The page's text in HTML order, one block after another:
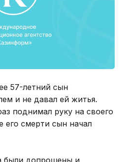
57-летний сын
и не давал ей житья.
поднимал руку на своего
его смерти сын начал
были допрошены и